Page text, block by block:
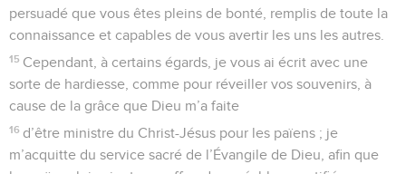
persuadé que vous êtes pleins de bonté, remplis de toute la
connaissance et capables de vous avertir les uns les autres.
15 Cependant, à certains égards, je vous ai écrit avec une
sorte de hardiesse, comme pour réveiller vos souvenirs, à
cause de la grâce que Dieu m’a faite
16 d’être ministre du Christ-Jésus pour les païens ; je
m’acquitte du service sacré de l’Évangile de Dieu, afin que